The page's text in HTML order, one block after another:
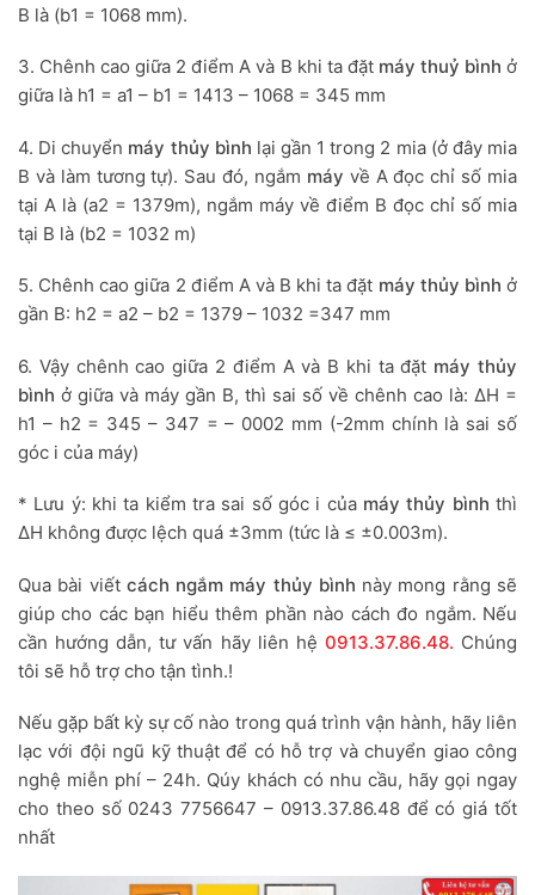
B là (b1 = 1068 mm).
3. Chênh cao giữa 2 điểm A và B khi ta đặt máy thuỷ bình ở
giữa là h1 = a1 – b1 = 1413 – 1068 = 345 mm
4. Di chuyển máy thủy bình lại gần 1 trong 2 mia (ở đây mia
B và làm tương tự). Sau đó, ngắm máy về A đọc chỉ số mia
tại A là (a2 = 1379m), ngắm máy về điểm B đọc chỉ số mia
tại B là (b2 = 1032 m)
5. Chênh cao giữa 2 điểm A và B khi ta đặt máy thủy bình ở
gần B: h2 = a2 – b2 = 1379 – 1032 =347 mm
6. Vậy chênh cao giữa 2 điểm A và B khi ta đặt máy thủy
bình ở giữa và máy gần B, thì sai số về chênh cao là: ∆H =
h1 – h2 = 345 – 347 = – 0002 mm (-2mm chính là sai số
góc i của máy)
* Lưu ý: khi ta kiểm tra sai số góc i củamáy thủy bình thì
∆H không được lệch quá ±3mm (tức là ≤ ±0.003m).
Qua bài viết cách ngắm máy thủy bình này mong rằng sẽ
giúp cho các bạn hiểu thêm phần nào cách đo ngắm. Nếu
cần hướng dẫn, tư vấn hãy liên hệ 0913.37.86.48. Chúng
tôi sẽ hỗ trợ cho tận tình.!
Nếu gặp bất kỳ sự cố nào trong quá trình vận hành, hãy liên
lạc với đội ngũ kỹ thuật để có hỗ trợ và chuyển giao công
nghệ miễn phí – 24h. Qúy khách có nhu cầu, hãy gọi ngay
cho theo số 0243 7756647 – 0913.37.86.48 để có giá tốt
nhất